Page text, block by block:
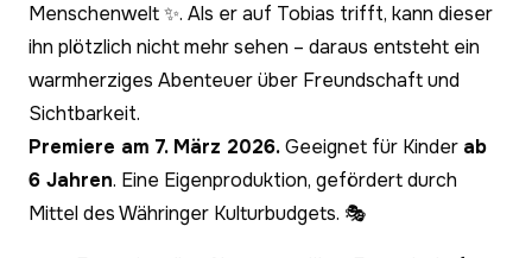
Menschenwelt ✨. Als er auf Tobias trifft, kann dieser
ihn plötzlich nicht mehr sehen – daraus entsteht ein
warmherziges Abenteuer über Freundschaft und
Sichtbarkeit.
Premiere am 7. März 2026.Geeignet für Kinder ab
6 Jahren. Eine Eigenproduktion, gefördert durch
Mittel des Währinger Kulturbudgets. 🎭